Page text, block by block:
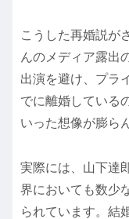
こうした再婚説が
んのメディア露出
出演を避け、プラ
でに離婚している
いった想像が膨ら
実際には、山下達
界においても数少
られています。結